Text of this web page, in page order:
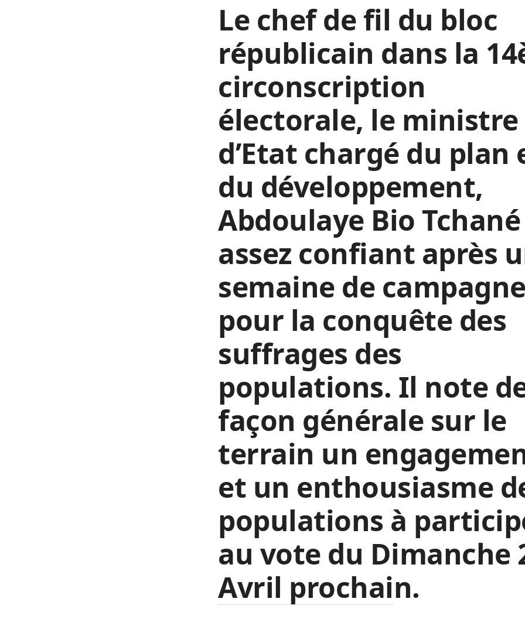
Le chef de fil du bloc
républicain dans la
circonscription
électorale, le ministre
d’Etat chargé du plan
du développement,
Abdoulaye Bio
assez confiant après
semaine de
pour la conquête des
suffrages des
populations. Il note
façon générale sur le
terrain un
et un enthousiasme
populations à
au vote du Dimanche
Avril prochain.